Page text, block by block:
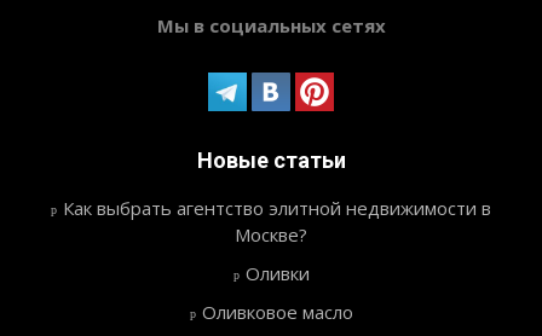
Мы в социальных сетях
Новые статьи
Как выбрать агентство элитной недвижимости в
Москве?
Оливки
Оливковое масло